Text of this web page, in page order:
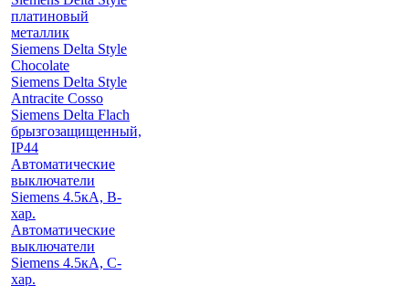
платиновый
металлик
Siemens Delta Style
Chocolate
Siemens Delta Style
Antracite Cosso
Siemens Delta Flach
брызгозащищенный,
IP44
Автоматические
выключатели
Siemens 4.5кА, B-
хар.
Автоматические
выключатели
Siemens 4.5кА, C-
хар.